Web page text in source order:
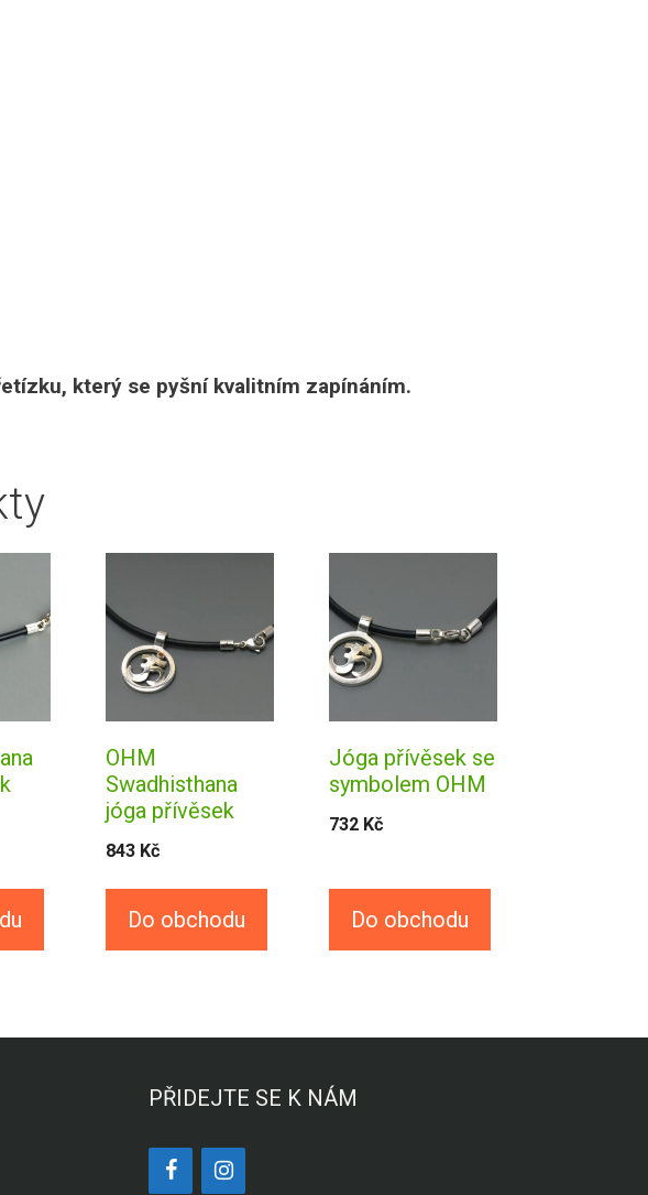
který se pyšní kvalitním zapínáním.
OHM
Swadhisthana
jóga přívěsek
843 Kč
Do obchodu
Jóga přívěsek se
symbolem OHM
732 Kč
Do obchodu
PŘIDEJTE SE K NÁM